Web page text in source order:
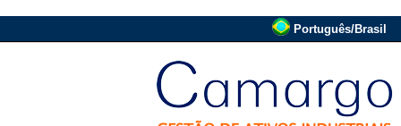
Português/Brasil